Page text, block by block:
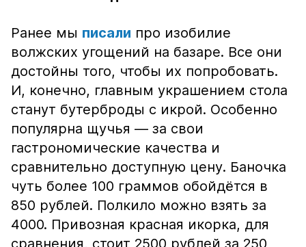
Ранее мы писали про изобилие
волжских угощений на базаре. Все они
достойны того, чтобы их попробовать.
И, конечно, главным украшением стола
станут бутерброды с икрой. Особенно
популярна щучья — за свои
гастрономические качества и
сравнительно доступную цену. Баночка
чуть более 100 граммов обойдётся в
850 рублей. Полкило можно взять за
4000. Привозная красная икорка, для
сравнения, стоит 2500 рублей за 250